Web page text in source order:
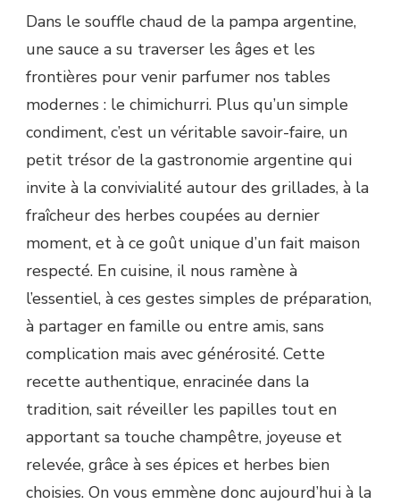
Dans le souffle chaud de la pampa argentine,
une sauce a su traverser les âges et les
frontières pour venir parfumer nos tables
modernes : le chimichurri. Plus qu’un simple
condiment, c’est un véritable savoir-faire, un
petit trésor de la gastronomie argentine qui
invite à la convivialité autour des grillades, à la
fraîcheur des herbes coupées au dernier
moment, et à ce goût unique d’un fait maison
respecté. En cuisine, il nous ramène à
l’essentiel, à ces gestes simples de préparation,
à partager en famille ou entre amis, sans
complication mais avec générosité. Cette
recette authentique, enracinée dans la
tradition, sait réveiller les papilles tout en
apportant sa touche champêtre, joyeuse et
relevée, grâce à ses épices et herbes bien
choisies. On vous emmène donc aujourd’hui à la